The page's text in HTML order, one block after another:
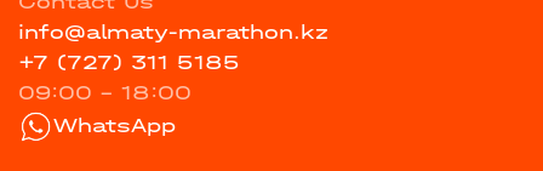
info@almaty-marathon.kz
+7 (727) 311 5185
09:00 - 18:00
WhatsApp